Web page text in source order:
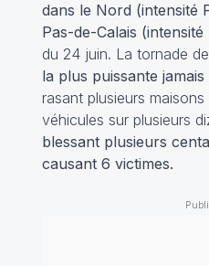
dans le Nord (intensité
Pas-de-Calais (intensité
du 24 juin. La tornade
la plus puissante
rasant plusieurs
véhicules sur plusieurs
blessant plusieurs
causant 6 victimes.